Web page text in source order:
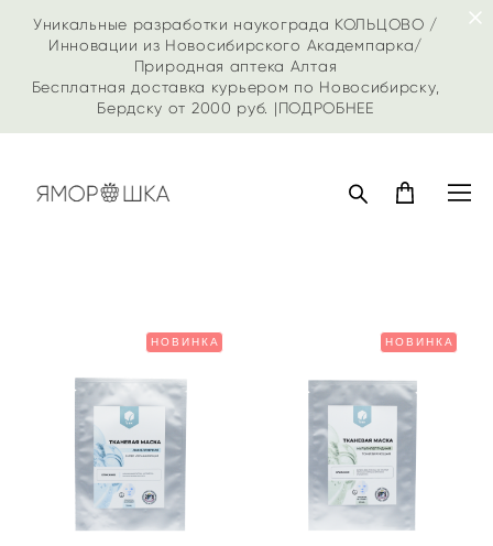
Уникальные разработки наукограда КОЛЬЦОВО /
Инновации из Новосибирского Академпарка/
Природная аптека Алтая
Бесплатная доставка курьером по Новосибирску,
Бердску от 2000 руб. |ПОДРОБНЕЕ
НОВИНКА НОВИНКА